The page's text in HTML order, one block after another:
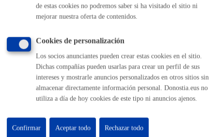
Responsable de la tramitación
Departamento:
Trámites relacionados
de estas cookies no podremos saber si ha visitado el sitio ni
mejorar nuestra oferta de contenidos.
Cookies de personalización
Los socios anunciantes pueden crear estas cookies en el sitio.
Dichas compañías pueden usarlas para crear un perfil de sus
intereses y mostrarle anuncios personalizados en otros sitios sin
almacenar directamente información personal. Donostia.eus no
utiliza a día de hoy cookies de este tipo ni anuncios ajenos.
Rechazar todo
Confirmar Aceptar todo